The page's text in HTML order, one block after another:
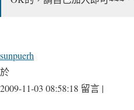
sunpuerh
於
2009-11-03 08:58:18 留言 |